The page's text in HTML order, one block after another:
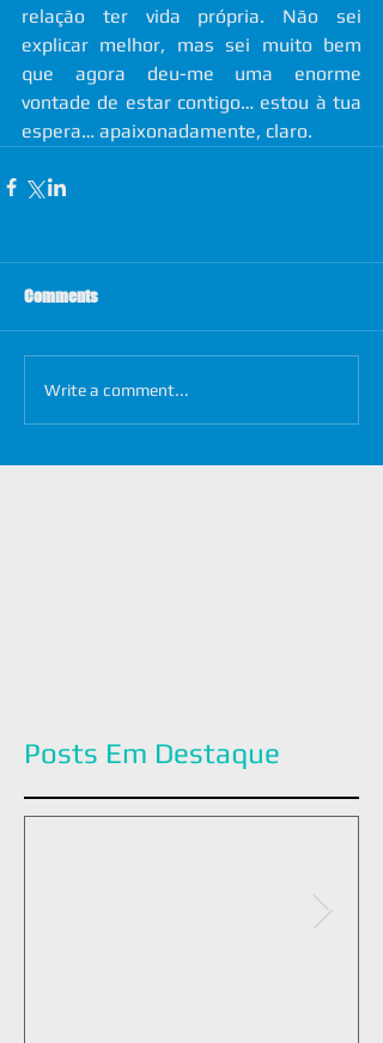
relação ter vida própria. Não sei
explicar melhor, mas sei muito bem
que agora deu-me uma enorme
vontade de estar contigo… estou à tua
espera… apaixonadamente, claro.
Comments
Write a comment...
Posts Em Destaque